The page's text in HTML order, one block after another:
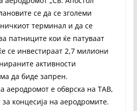
се да се зголеми
терминал и да се
патниците кои ќе патуваат
се инвестираат 2,7 милиони
активности
да биде запрен.
аеродромот е обврска на ТАВ,
за концесија на аеродромите.